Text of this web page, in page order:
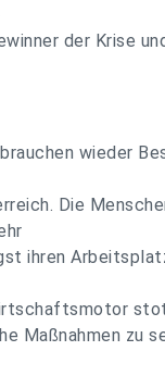
der Krise
wieder
Die
ihren
Maßnahmen zu